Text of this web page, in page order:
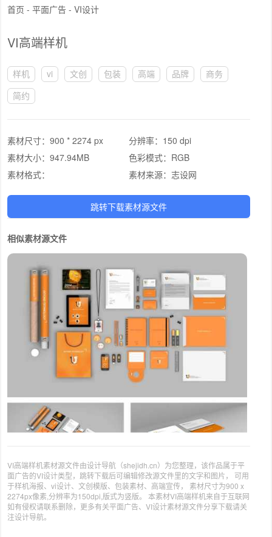
首页 - 平面广告 - VI设计
VI高端样机
样机 vi 文创 包装 高端 品牌
商务
简约
素材尺寸： 900 * 2274 px 分辨率： 150 dpi
素材大小： 947.94MB 色彩模式： RGB
素材格式：
素材来源： 志设网
跳转下载素材源文件
相似素材源文件
VI高端样机素材源文件由设计导航（shejidh.cn）为您整理，该作品属于平
面广告的VI设计类型，跳转下载后可编辑修改源文件里的文字和图片， 可用
于样机海报、vi设计、文创模版、包装素材、高端宣传， 素材尺寸为900 x
2274px像素,分辨率为150dpi,版式为竖版。 本素材VI高端样机来自于互联网
如有侵权请联系删除，更多有关平面广告、VI设计素材源文件分享下载请关
注设计导航。